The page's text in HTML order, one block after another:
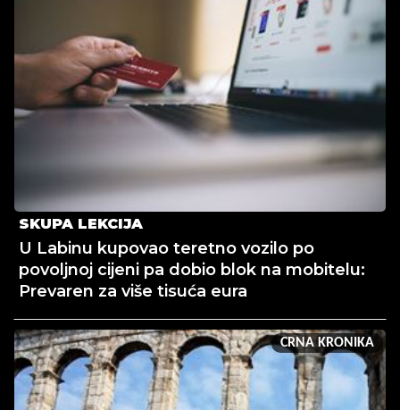
SKUPA LEKCIJA
U Labinu kupovao teretno vozilo po
povoljnoj cijeni pa dobio blok na mobitelu:
Prevaren za više tisuća eura
CRNA KRONIKA